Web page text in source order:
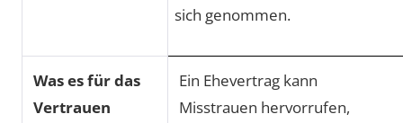
sich genommen.
Was es für das
Vertrauen
Ein Ehevertrag kann
Misstrauen hervorrufen,